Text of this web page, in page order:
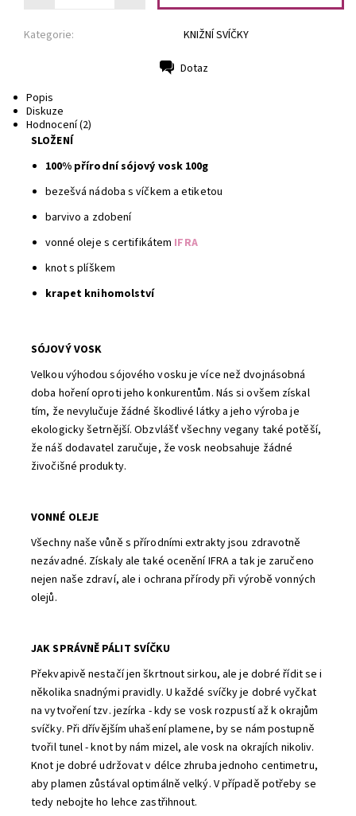
Kategorie: KNIŽNÍ SVÍČKY
Dotaz
Popis
Diskuze
Hodnocení (2)
SLOŽENÍ
100% přírodní sójový vosk 100g
bezešvá nádoba s víčkem a etiketou
barvivo a zdobení
vonné oleje s certifikátem IFRA
knot s plíškem
krapet knihomolství
SÓJOVÝ VOSK
Velkou výhodou sójového vosku je více než dvojnásobná
doba hoření oproti jeho konkurentům. Nás si ovšem získal
tím, že nevylučuje žádné škodlivé látky a jeho výroba je
ekologicky šetrnější. Obzvlášť všechny vegany také potěší,
že náš dodavatel zaručuje, že vosk neobsahuje žádné
živočišné produkty.
VONNÉ OLEJE
Všechny naše vůně s přírodními extrakty jsou zdravotně
nezávadné. Získaly ale také ocenění IFRA a tak je zaručeno
nejen naše zdraví, ale i ochrana přírody při výrobě vonných
olejů.
JAK SPRÁVNĚ PÁLIT SVÍČKU
Překvapivě nestačí jen škrtnout sirkou, ale je dobré řídit se i
několika snadnými pravidly. U každé svíčky je dobré vyčkat
na vytvoření tzv. jezírka - kdy se vosk rozpustí až k okrajům
svíčky. Při dřívějším uhašení plamene, by se nám postupně
tvořil tunel - knot by nám mizel, ale vosk na okrajích nikoliv.
Knot je dobré udržovat v délce zhruba jednoho centimetru,
aby plamen zůstával optimálně velký. V případě potřeby se
tedy nebojte ho lehce zastřihnout.